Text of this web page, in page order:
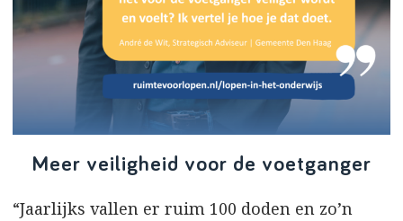
Meer veiligheid voor de voetganger
“Jaarlijks vallen er ruim 100 doden en zo’n